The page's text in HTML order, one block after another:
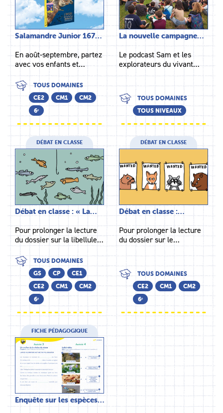
Salamandre Junior 167…
En août-septembre, partez
avec vos enfants et…
TOUS DOMAINES
CE2
CM1
CM2
6ᵉ
La nouvelle campagne…
Le podcast Sam et les
explorateurs du vivant…
TOUS DOMAINES
TOUS NIVEAUX
DÉBAT EN CLASSE
Débat en classe : « La…
Pour prolonger la lecture
du dossier sur la libellule…
TOUS DOMAINES
GS
CP
CE1
CE2
CM1
CM2
6ᵉ
DÉBAT EN CLASSE
Débat en classe :…
Pour prolonger la lecture
du dossier sur le…
TOUS DOMAINES
CE2
CM1
CM2
6ᵉ
FICHE PÉDAGOGIQUE
Enquête sur les espèces…